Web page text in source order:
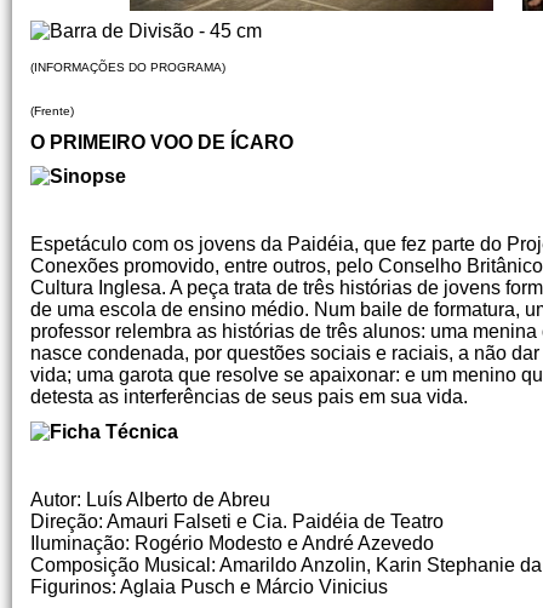
(INFORMAÇÕES DO PROGRAMA)
(Frente)
O PRIMEIRO VOO DE ÍCARO
Espetáculo com os jovens da Paidéia, que fez parte do
Conexões promovido, entre outros, pelo Conselho
Cultura Inglesa. A peça trata de três histórias de jovens
de uma escola de ensino médio. Num baile de formatura,
professor relembra as histórias de três alunos: uma menina
nasce condenada, por questões sociais e raciais, a não
vida; uma garota que resolve se apaixonar: e um menino
detesta as interferências de seus pais em sua vida.
Autor: Luís Alberto de Abreu
Direção: Amauri Falseti e Cia. Paidéia de Teatro
Iluminação: Rogério Modesto e André Azevedo
Composição Musical: Amarildo Anzolin, Karin Stephanie
Figurinos: Aglaia Pusch e Márcio Vinicius